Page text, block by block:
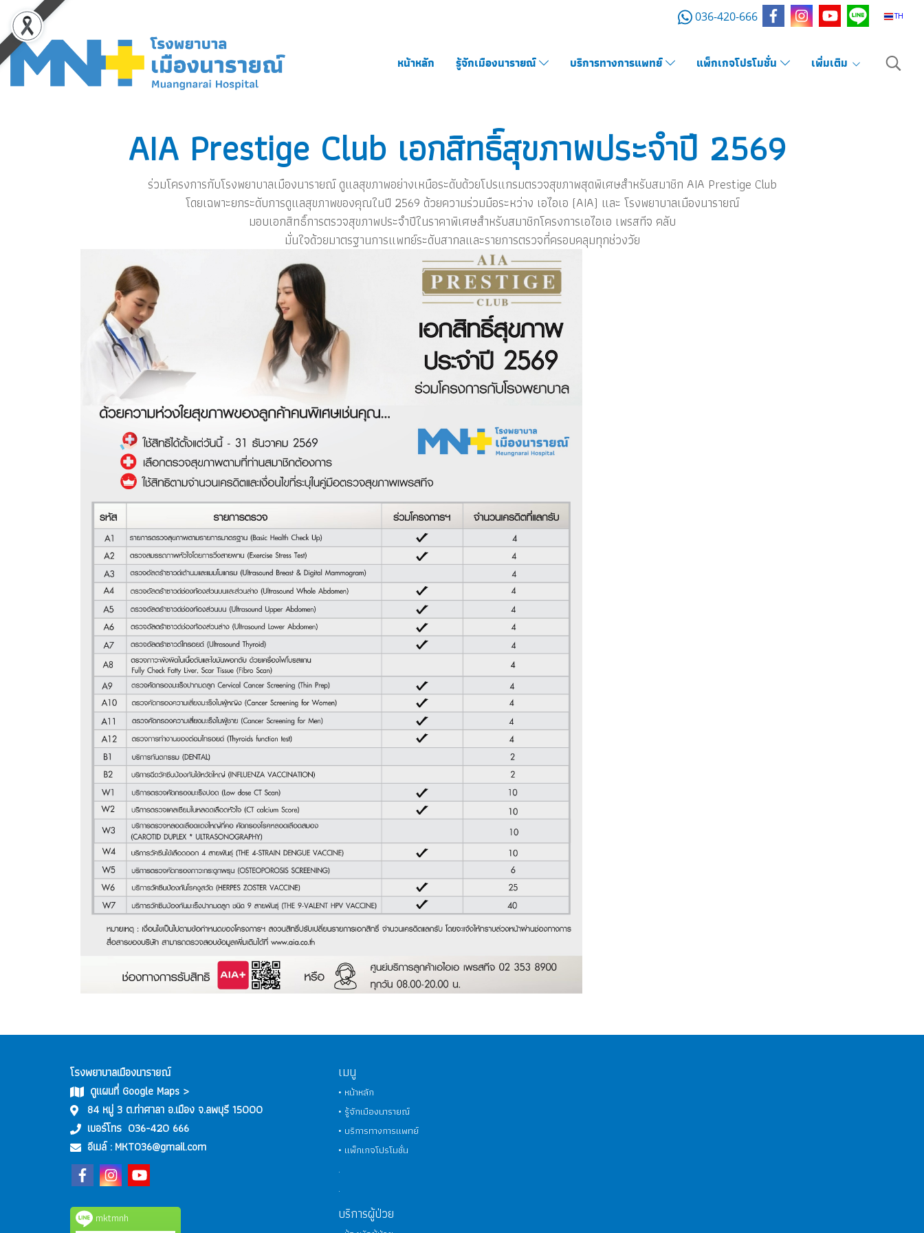
036-420-666 TH
หน้าหลัก รู้จักเมืองนารายณ์ บริการทางการแพทย์ แพ็กเกจโปรโมชั่น เพิ่มเติม
AIA Prestige Club เอกสิทธิ์สุขภาพประจำปี 2569
ร่วมโครงการกับโรงพยาบาลเมืองนารายณ์ ดูแลสุขภาพอย่างเหนือระดับด้วยโปรแกรมตรวจสุขภาพสุดพิเศษสำหรับสมาชิก AIA Prestige Club
โดยเฉพาะยกระดับการดูแลสุขภาพของคุณในปี 2569 ด้วยความร่วมมือระหว่าง เอไอเอ (AIA) และ โรงพยาบาลเมืองนารายณ์
มอบเอกสิทธิ์การตรวจสุขภาพประจำปีในราคาพิเศษสำหรับสมาชิกโครงการเอไอเอ เพรสทีจ คลับ
มั่นใจด้วยมาตรฐานการแพทย์ระดับสากลและรายการตรวจที่ครอบคลุมทุกช่วงวัย
โรงพยาบาลเมืองนารายณ์
ดูแผนที่ Google Maps >
84 หมู่ 3 ต.ท่าศาลา อ.เมือง จ.ลพบุรี 15000
เบอร์โทร 036-420 666
อีเมล์ : MKT036@gmail.com
mktmnh
เมนู
• หน้าหลัก
• รู้จักเมืองนารายณ์
• บริการทางการแพทย์
• แพ็กเกจโปรโมชั่น
.
.
บริการผู้ป่วย